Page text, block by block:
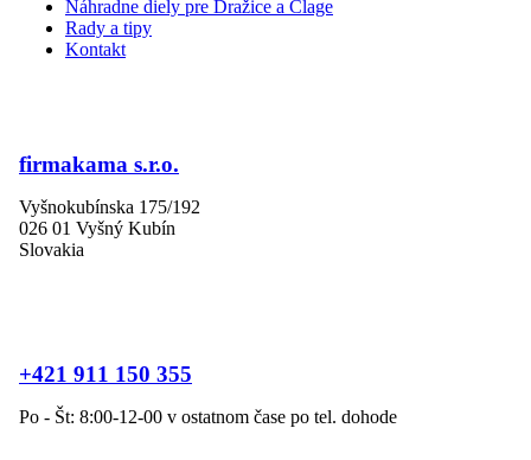
Náhradne diely pre Dražice a Clage
Rady a tipy
Kontakt
firmakama s.r.o.
Vyšnokubínska 175/192
026 01 Vyšný Kubín
Slovakia
+421 911 150 355
Po - Št: 8:00-12-00 v ostatnom čase po tel. dohode